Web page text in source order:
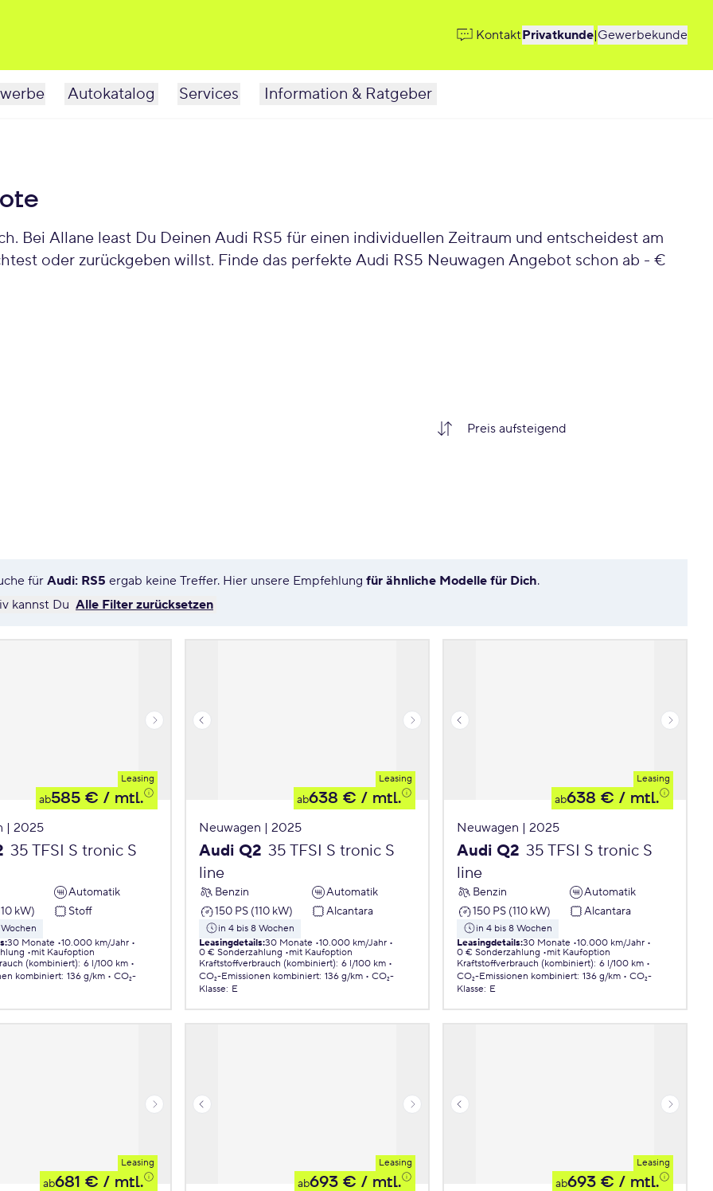
KontaktPrivatkunde|Gewerbekunde
Autokatalog Services Information & Ratgeber
Bei Allane least Du Deinen Audi RS5 für einen individuellen Zeitraum und entscheidest am
oder zurückgeben willst. Finde das perfekte Audi RS5 Neuwagen Angebot schon ab - €
fürAudi: RS5 ergab keine Treffer. Hier unsere Empfehlung für ähnliche Modelle für Dich.
kannst Du Alle Filter zurücksetzen
Leasing
ab585 € / mtl.
| 2025
35 TFSI S tronic S
Automatik
kW)
Stoff
:30 Monate 10.000 km/Jahr
mit Kaufoption
(kombiniert): 6 l/100 km
kombiniert: 136 g/km
CO₂-
Leasing
ab638 € / mtl.
Neuwagen | 2025
Audi Q2 35 TFSI S tronic S
line
Benzin
Automatik
150 PS (110 kW)
Alcantara
in 4 bis 8 Wochen
Leasingdetails:30 Monate 10.000 km/Jahr
0 € Sonderzahlung
mit Kaufoption
Kraftstoffverbrauch (kombiniert): 6 l/100 km
CO₂-Emissionen kombiniert: 136 g/km
CO₂-
Klasse: E
Leasing
ab638 € / mtl.
Neuwagen | 2025
Audi Q2 35 TFSI S tronic S
line
Benzin
Automatik
150 PS (110 kW)
Alcantara
in 4 bis 8 Wochen
Leasingdetails:30 Monate 10.000 km/Jahr
0 € Sonderzahlung
mit Kaufoption
Kraftstoffverbrauch (kombiniert): 6 l/100 km
CO₂-Emissionen kombiniert: 136 g/km
CO₂-
Klasse: E
Leasing
ab681 € / mtl.
Leasing
ab693 € / mtl.
Leasing
ab693 € / mtl.